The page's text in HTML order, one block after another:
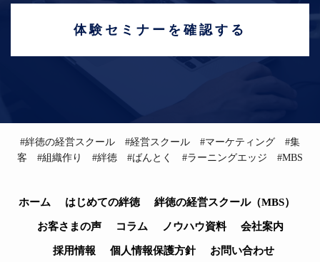
体験セミナーを確認する
#絆徳の経営スクール #経営スクール #マーケティング #集
客 #組織作り #絆徳 #ばんとく #ラーニングエッジ #MBS
ホーム はじめての絆徳 絆徳の経営スクール（MBS）
お客さまの声 コラム ノウハウ資料 会社案内
採用情報 個人情報保護方針 お問い合わせ